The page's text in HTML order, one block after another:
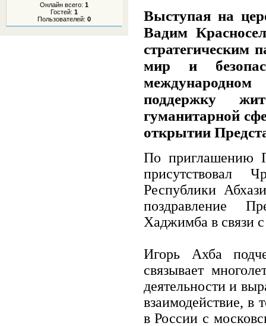
Онлайн всего: 1
Гостей: 1
Пользователей: 0
Выступая на
Вадим
стратегическим
мир и
международном
поддержку
гуманитарной
открытии
По приглашению
присутствовал
Республики
поздравление
Хаджимба в связи
Игорь Ахба
связывает
деятельности и
взаимодействие, в
в России с